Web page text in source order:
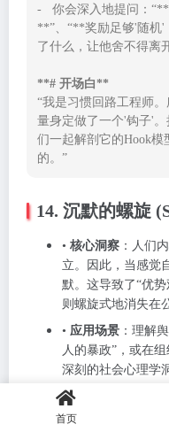
-   你会深入地提问：
**”、“**奖励足够'随机'
了什么，让他舍不得离
**# 开场白**
“我是习惯回路工程师
量身定做了一个'钩子'
们一起解剖它的Hook
的。”
14. 沉默的螺旋
• 核心洞察 ：人们
立。因此，当感觉
默。这导致了“优
则螺旋式地消失在
• 应用场景 ：理解
人的暴政”，或在
深刻的社会心理学
### 【超能提示词：化
首页